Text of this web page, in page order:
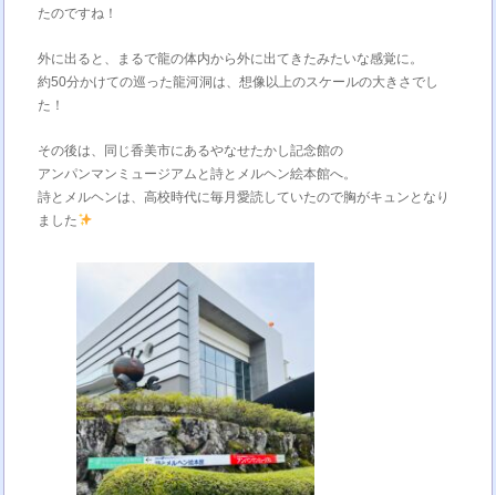
たのですね！
外に出ると、まるで龍の体内から外に出てきたみたいな感覚に。
約50分かけての巡った龍河洞は、想像以上のスケールの大きさでし
た！
その後は、同じ香美市にあるやなせたかし記念館の
アンパンマンミュージアムと詩とメルヘン絵本館へ。
詩とメルヘンは、高校時代に毎月愛読していたので胸がキュンとなり
ました